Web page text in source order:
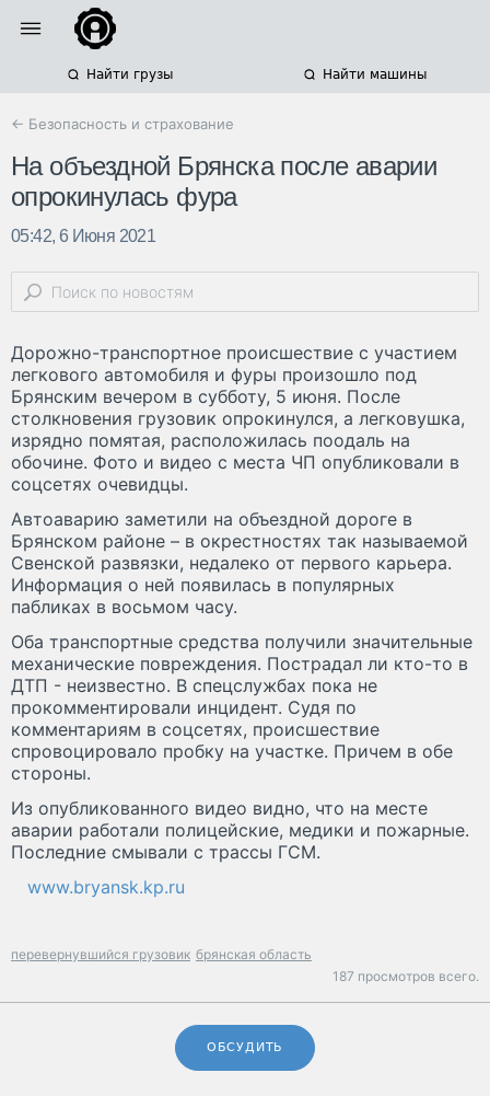
Найти грузы Найти машины
← Безопасность и страхование
На объездной Брянска после аварии
опрокинулась фура
05:42, 6 Июня 2021
Дорожно-транспортное происшествие с участием
легкового автомобиля и фуры произошло под
Брянским вечером в субботу, 5 июня. После
столкновения грузовик опрокинулся, а легковушка,
изрядно помятая, расположилась поодаль на
обочине. Фото и видео с места ЧП опубликовали в
соцсетях очевидцы.
Автоаварию заметили на объездной дороге в
Брянском районе – в окрестностях так называемой
Свенской развязки, недалеко от первого карьера.
Информация о ней появилась в популярных
пабликах в восьмом часу.
Оба транспортные средства получили значительные
механические повреждения. Пострадал ли кто-то в
ДТП - неизвестно. В спецслужбах пока не
прокомментировали инцидент. Судя по
комментариям в соцсетях, происшествие
спровоцировало пробку на участке. Причем в обе
стороны.
Из опубликованного видео видно, что на месте
аварии работали полицейские, медики и пожарные.
Последние смывали с трассы ГСМ.
www.bryansk.kp.ru
перевернувшийся грузовик брянская область
187 просмотров всего.
ОБСУДИТЬ